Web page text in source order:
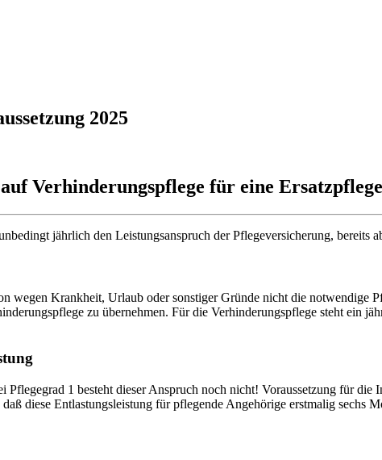
2025
Verhinderungspflege für eine
jährlich den Leistungsanspruch der Pflegeversicherung, bereits
Krankheit, Urlaub oder sonstiger Gründe nicht die notwendige
zu übernehmen. Für die Verhinderungspflege steht ein
1 besteht dieser Anspruch noch nicht! Voraussetzung für die
diese Entlastungsleistung für pflegende Angehörige erstmalig sechs